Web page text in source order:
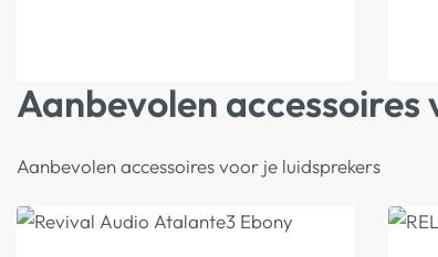
Aanbevolen
Aanbevolen accessoires voor je luidsprekers